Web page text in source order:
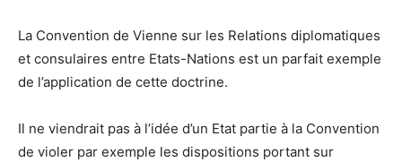
La Convention de Vienne sur les Relations diplomatiques
et consulaires entre Etats-Nations est un parfait exemple
de l’application de cette doctrine.
Il ne viendrait pas à l’idée d’un Etat partie à la Convention
de violer par exemple les dispositions portant sur